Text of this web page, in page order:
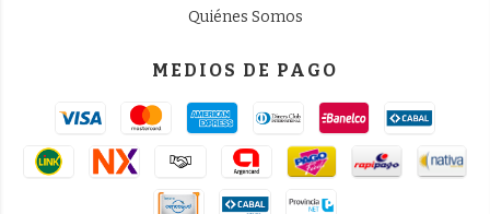
Quiénes Somos
MEDIOS DE PAGO